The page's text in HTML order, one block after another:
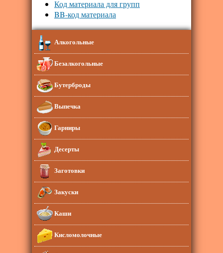
Код материала для групп
BB-код материала
Алкогольные
Безалкогольные
Бутерброды
Выпечка
Гарниры
Десерты
Заготовки
Закуски
Каши
Кисломолочные